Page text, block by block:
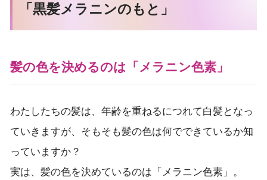
「黒髪メラニンのもと」
髪の色を決めるのは「メラニン色素」
わたしたちの髪は、年齢を重ねるにつれて白髪となっ
ていきますが、そもそも髪の色は何でできているか知
っていますか？
実は、髪の色を決めているのは「メラニン色素」。